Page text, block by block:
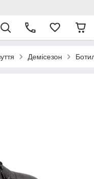
Демісезон